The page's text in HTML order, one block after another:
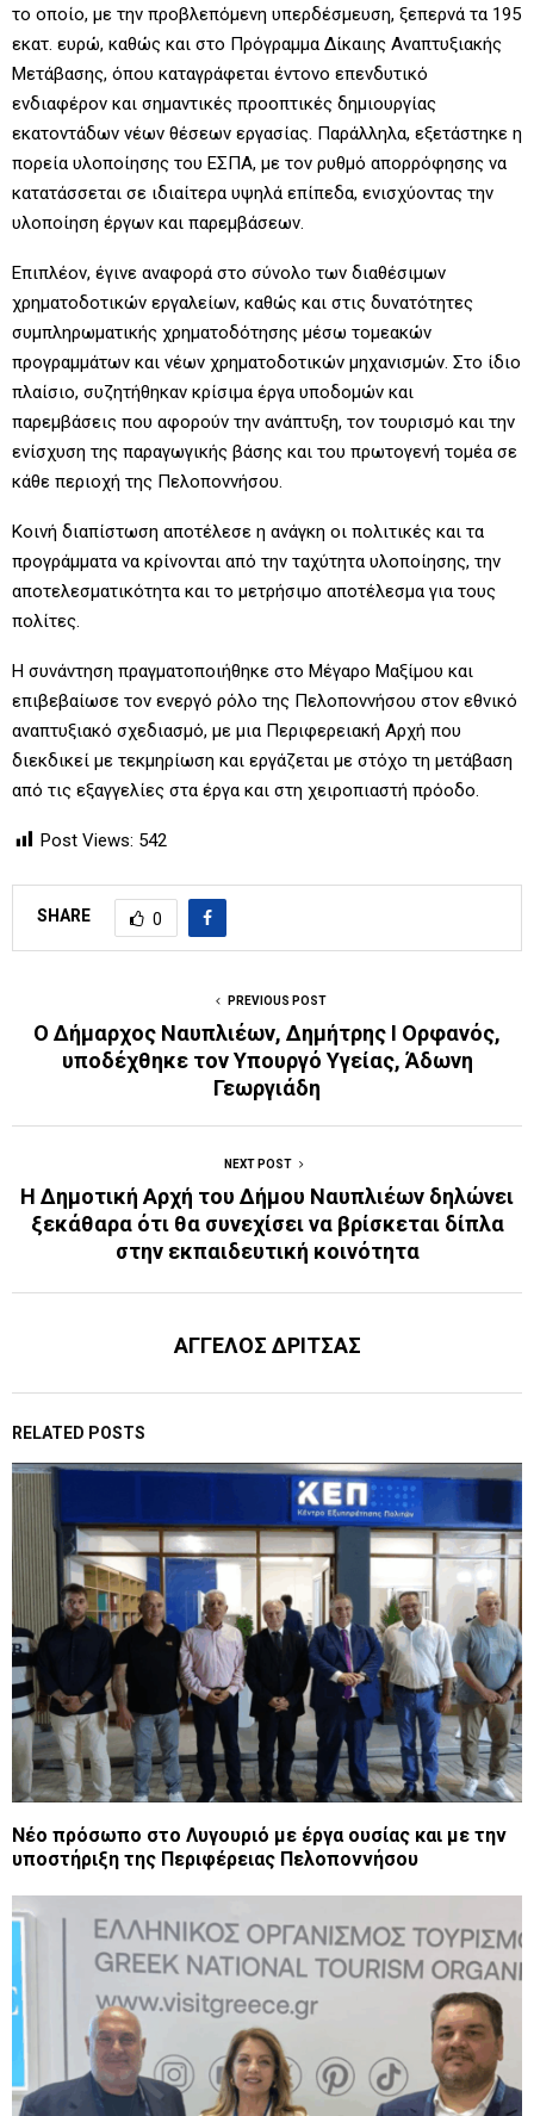
το οποίο, με την προβλεπόμενη υπερδέσμευση, ξεπερνά τα 195
εκατ. ευρώ, καθώς και στο Πρόγραμμα Δίκαιης Αναπτυξιακής
Μετάβασης, όπου καταγράφεται έντονο επενδυτικό
ενδιαφέρον και σημαντικές προοπτικές δημιουργίας
εκατοντάδων νέων θέσεων εργασίας. Παράλληλα, εξετάστηκε η
πορεία υλοποίησης του ΕΣΠΑ, με τον ρυθμό απορρόφησης να
κατατάσσεται σε ιδιαίτερα υψηλά επίπεδα, ενισχύοντας την
υλοποίηση έργων και παρεμβάσεων.
Επιπλέον, έγινε αναφορά στο σύνολο των διαθέσιμων
χρηματοδοτικών εργαλείων, καθώς και στις δυνατότητες
συμπληρωματικής χρηματοδότησης μέσω τομεακών
προγραμμάτων και νέων χρηματοδοτικών μηχανισμών. Στο ίδιο
πλαίσιο, συζητήθηκαν κρίσιμα έργα υποδομών και
παρεμβάσεις που αφορούν την ανάπτυξη, τον τουρισμό και την
ενίσχυση της παραγωγικής βάσης και του πρωτογενή τομέα σε
κάθε περιοχή της Πελοποννήσου.
Κοινή διαπίστωση αποτέλεσε η ανάγκη οι πολιτικές και τα
προγράμματα να κρίνονται από την ταχύτητα υλοποίησης, την
αποτελεσματικότητα και το μετρήσιμο αποτέλεσμα για τους
πολίτες.
Η συνάντηση πραγματοποιήθηκε στο Μέγαρο Μαξίμου και
επιβεβαίωσε τον ενεργό ρόλο της Πελοποννήσου στον εθνικό
αναπτυξιακό σχεδιασμό, με μια Περιφερειακή Αρχή που
διεκδικεί με τεκμηρίωση και εργάζεται με στόχο τη μετάβαση
από τις εξαγγελίες στα έργα και στη χειροπιαστή πρόοδο.
Post Views: 542
SHARE 0
PREVIOUS POST
Ο Δήμαρχος Ναυπλιέων, Δημήτρης Ι Ορφανός,
υποδέχθηκε τον Υπουργό Υγείας, Άδωνη
Γεωργιάδη
NEXT POST
Η Δημοτική Αρχή του Δήμου Ναυπλιέων δηλώνει
ξεκάθαρα ότι θα συνεχίσει να βρίσκεται δίπλα
στην εκπαιδευτική κοινότητα
ΑΓΓΕΛΟΣ ΔΡΙΤΣΑΣ
RELATED POSTS
Νέο πρόσωπο στο Λυγουριό με έργα ουσίας και με την
υποστήριξη της Περιφέρειας Πελοποννήσου